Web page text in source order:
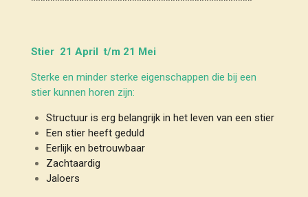
Stier 21 April t/m 21 Mei
Sterke en minder sterke eigenschappen die bij een
stier kunnen horen zijn:
Structuur is erg belangrijk in het leven van een stier
Een stier heeft geduld
Eerlijk en betrouwbaar
Zachtaardig
Jaloers